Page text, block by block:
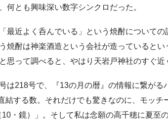
何とも興味深い数字シンクロだった。
最近よく呑んでいる」という焼酎についての
焼酎は神楽酒造という会社が造っていると
思って調べると、やはり天岩戸神社のすぐ近
は218号で、『13の月の暦』の情報に繋がる
結する数。それだけでも驚きなのに、モッチ
・鏡）」。そして私は念願の高千穂に夏至